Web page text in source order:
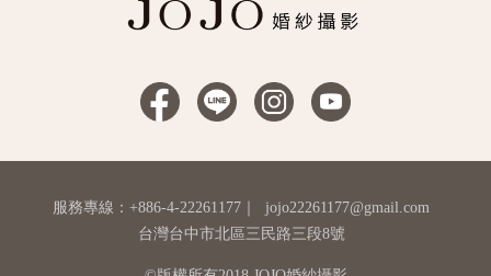
服務專線：+886-4-22261177
jojo22261177@gmail.com
台灣台中市北區三民路三段8號